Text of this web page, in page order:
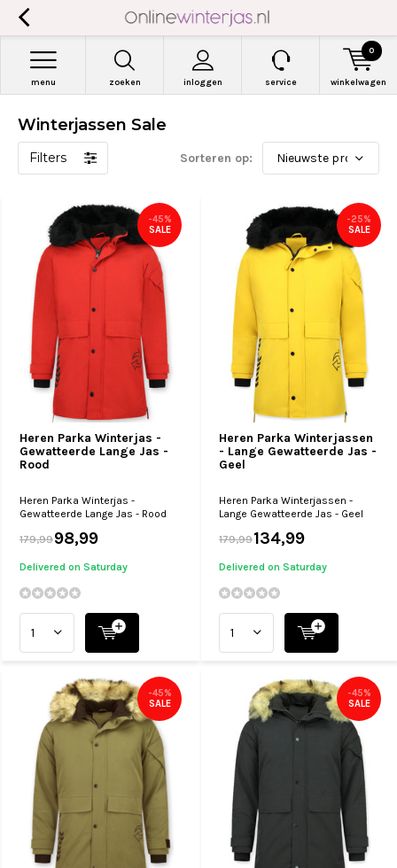
zoeken inloggen
menu service winkelwagen
0
Winterjassen Sale
Filters Sorteren op:
Heren Parka Winterjas -
Gewatteerde Lange Jas -
Rood
-45%
SALE
Heren Parka Winterjas -
Gewatteerde Lange Jas - Rood
179,9998,99
Delivered on Saturday
Heren Parka Winterjassen
- Lange Gewatteerde Jas -
Geel
-25%
SALE
Heren Parka Winterjassen -
Lange Gewatteerde Jas - Geel
179,99134,99
Delivered on Saturday
-45%
SALE
-45%
SALE